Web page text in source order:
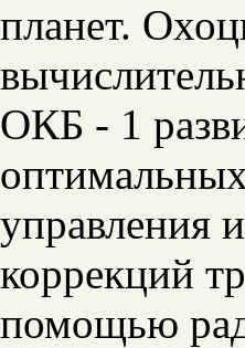
планет.
ОКБ - 1
управления
коррекций
помощью